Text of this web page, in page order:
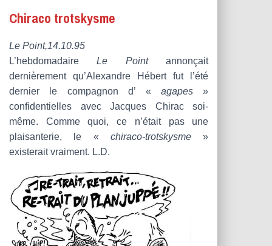
Chiraco trotskysme
Le Point,14.10.95
L’hebdomadaireLe Pointannonçait
dernièrement qu’Alexandre Hébert fut l’été
dernier le compagnon d’ « agapes»
confidentielles avec Jacques Chirac soi-
même. Comme quoi, ce n’était pas une
plaisanterie, le «chiraco-trotskysme»
existerait vraiment. L.D.